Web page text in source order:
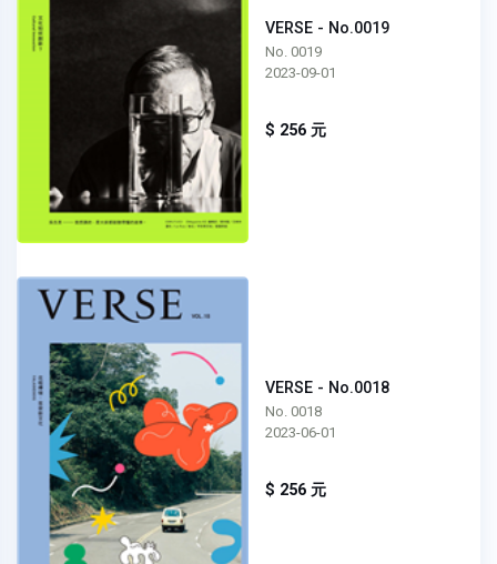
VERSE - No.0019
No. 0019
2023-09-01
$ 256 元
VERSE - No.0018
No. 0018
2023-06-01
$ 256 元